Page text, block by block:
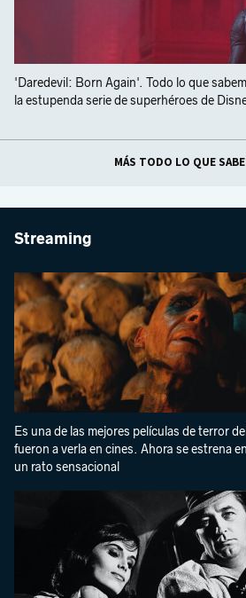
'Daredevil: Born Again'. Todo lo que
la estupenda serie de superhéroes de
MÁS TODO LO QUE
Streaming
Es una de las mejores películas de terror
fueron a verla en cines. Ahora se estrena
un rato sensacional